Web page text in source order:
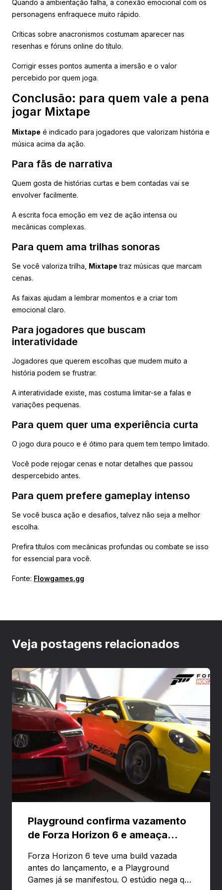
Quando a ambientação falha, a conexão emocional com os
personagens enfraquece muito rápido.
Críticas sobre anacronismos costumam aparecer nas
resenhas e fóruns online do título.
Corrigir esses pontos aumenta a imersão e o valor
percebido por quem joga.
Conclusão: para quem vale a pena
jogar Mixtape
Mixtape é indicado para jogadores que valorizam história e
música acima da ação.
Para fãs de narrativa
Quem gosta de histórias curtas e bem contadas vai se
envolver facilmente.
A escrita foca emoção em vez de ação intensa ou
mecânicas complexas.
Para quem ama trilhas sonoras
Se você valoriza trilha, Mixtape traz músicas que marcam
cenas.
As faixas ajudam a lembrar momentos e a criar tom
emocional claro.
Para jogadores que buscam
interatividade
Jogadores que querem escolhas que mudem muito a
história podem se frustrar.
A interatividade existe, mas costuma limitar-se a falas e
variações pequenas.
Para quem quer uma experiência curta
O jogo dura pouco e é ótimo para quem tem tempo limitado.
Você pode rejogar cenas e notar detalhes que passou
despercebido antes.
Para quem prefere gameplay intenso
Se você busca ação e desafios, talvez não seja a melhor
escolha.
Prefira títulos com mecânicas profundas ou combate se isso
for essencial para você.
Fonte: Flowgames.gg
Veja postagens relacionados
Playground confirma vazamento
de Forza Horizon 6 e ameaça
Forza Horizon 6 teve uma build vazada
antes do lançamento, e a Playground
Games já se manifestou. O estúdio nega que